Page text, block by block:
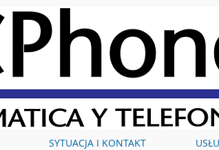
SYTUACJA I KONTAKT